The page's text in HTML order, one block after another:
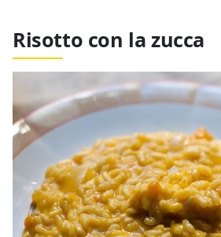
Risotto con la zucca